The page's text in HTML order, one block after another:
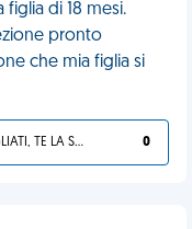
di 18 mesi.
pronto
che mia figlia si
SVEGLIATI, TE LA SEI CERCATA! 0